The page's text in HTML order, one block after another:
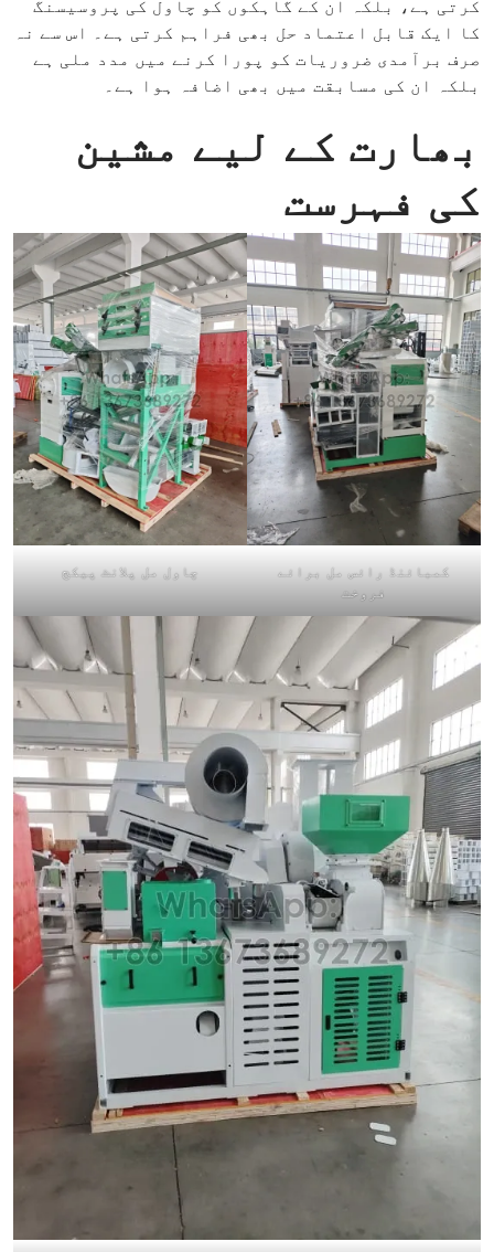
کا ایک قابل اعتماد حل بھی فراہم کرتی ہے۔ اس سے نہ
صرف برآمدی ضروریات کو پورا کرنے میں مدد ملی ہے
بلکہ ان کی مسابقت میں بھی اضافہ ہوا ہے۔
بھارت کے لیے مشین
کی فہرست
کمبائنڈ رائس مل برائے
فروخت
چاول مل پلانٹ پیکج